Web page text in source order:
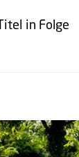
in Folge